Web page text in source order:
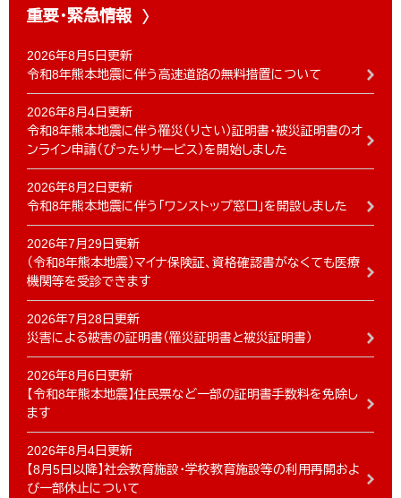
重要・緊急情報
2026年8月5日更新
令和8年熊本地震に伴う高速道路の無料措置について
2026年8月4日更新
令和8年熊本地震に伴う罹災（りさい）証明書・被災証明書のオ
ンライン申請（ぴったりサービス）を開始しました
2026年8月2日更新
令和8年熊本地震に伴う「ワンストップ窓口」を開設しました
2026年7月29日更新
（令和8年熊本地震）マイナ保険証、資格確認書がなくても医療
機関等を受診できます
2026年7月28日更新
災害による被害の証明書（罹災証明書と被災証明書）
2026年8月6日更新
【令和8年熊本地震】住民票など一部の証明書手数料を免除し
ます
2026年8月4日更新
【8月5日以降】社会教育施設・学校教育施設等の利用再開およ
び一部休止について